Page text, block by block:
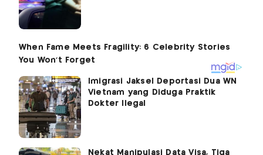
Imigrasi Jaksel Deportasi Dua WN
Vietnam yang Diduga Praktik
Dokter Ilegal
Nekat Manipulasi Data Visa, Tiga